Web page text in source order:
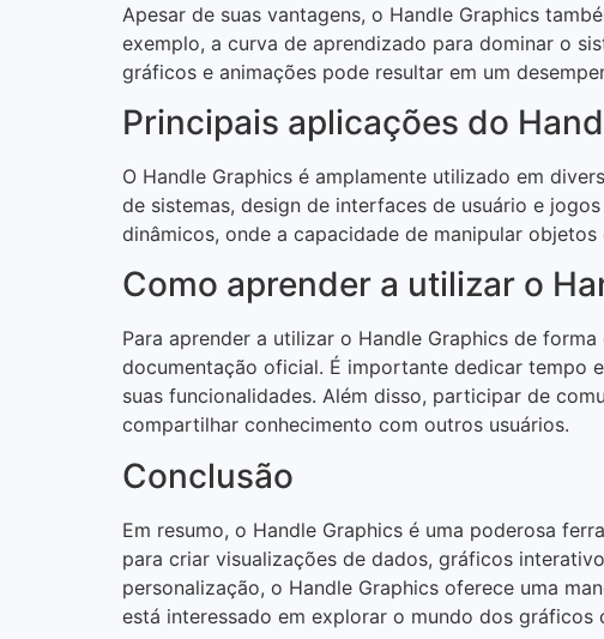
Apesar de suas vantagens, o Handle Graphics
exemplo, a curva de aprendizado para dominar o
gráficos e animações pode resultar em um
Principais aplicações do
O Handle Graphics é amplamente utilizado em
de sistemas, design de interfaces de usuário e
dinâmicos, onde a capacidade de manipular
Como aprender a utilizar o
Para aprender a utilizar o Handle Graphics de
documentação oficial. É importante dedicar tempo
suas funcionalidades. Além disso, participar de
compartilhar conhecimento com outros usuários.
Conclusão
Em resumo, o Handle Graphics é uma poderosa
para criar visualizações de dados, gráficos
personalização, o Handle Graphics oferece uma
está interessado em explorar o mundo dos gráficos